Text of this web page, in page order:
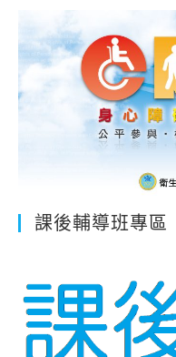
課後輔導班專區